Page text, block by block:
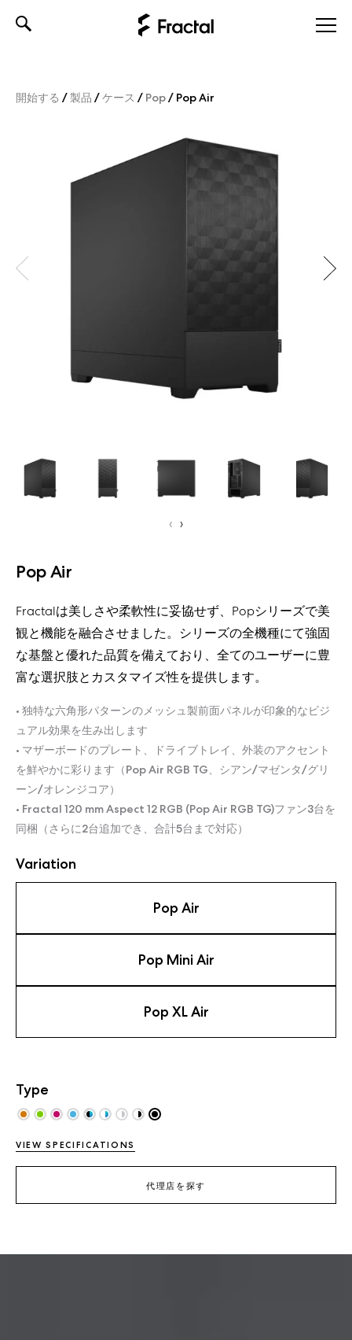
開始する /製品 /ケース / Pop/ Pop Air
‹ ›
Pop Air
Fractalは美しさや柔軟性に妥協せず、Popシリーズで美
観と機能を融合させました。シリーズの全機種にて強固
な基盤と優れた品質を備えており、全てのユーザーに豊
富な選択肢とカスタマイズ性を提供します。
• 独特な六角形パターンのメッシュ製前面パネルが印象的なビジ
ュアル効果を生み出します
• マザーボードのプレート、ドライブトレイ、外装のアクセント
を鮮やかに彩ります（Pop Air RGB TG、シアン/マゼンタ/グリ
ーン/オレンジコア）
• Fractal 120 mm Aspect 12 RGB (Pop Air RGB TG)ファン3台を
同梱（さらに2台追加でき、合計5台まで対応）
Variation
Pop Air
Pop Mini Air
Pop XL Air
Type
VIEW SPECIFICATIONS
代理店を探す